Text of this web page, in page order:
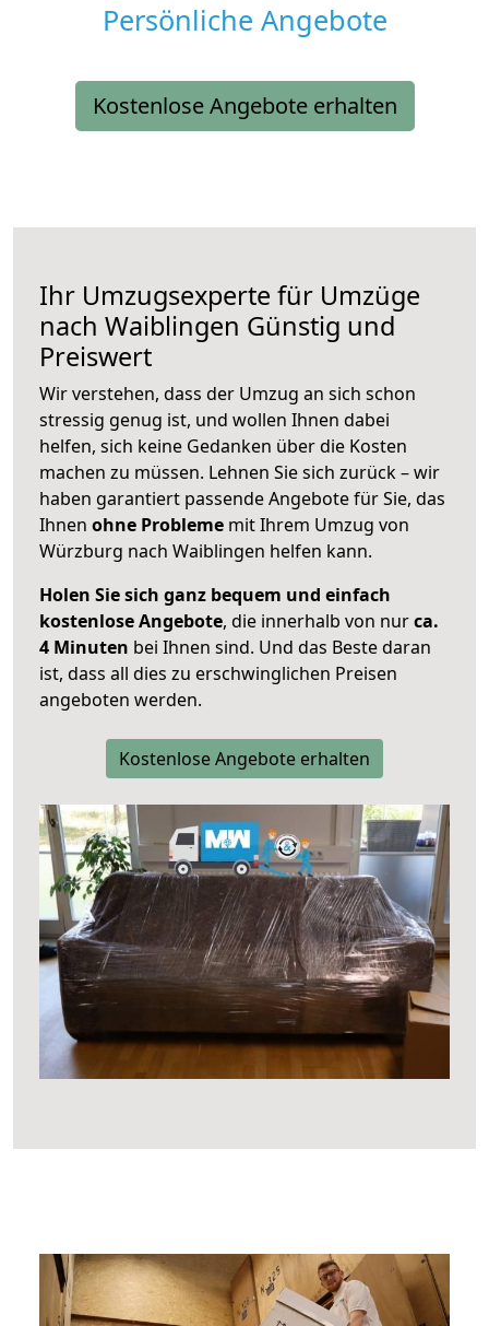
Persönliche Angebote
Kostenlose Angebote erhalten
Ihr Umzugsexperte für Umzüge
nach Waiblingen Günstig und
Preiswert
Wir verstehen, dass der Umzug an sich schon
stressig genug ist, und wollen Ihnen dabei
helfen, sich keine Gedanken über die Kosten
machen zu müssen. Lehnen Sie sich zurück – wir
haben garantiert passende Angebote für Sie, das
Ihnen ohne Probleme mit Ihrem Umzug von
Würzburg nach Waiblingen helfen kann.
Holen Sie sich ganz bequem und einfach
kostenlose Angebote, die innerhalb von nurca.
4 Minuten bei Ihnen sind. Und das Beste daran
ist, dass all dies zu erschwinglichen Preisen
angeboten werden.
Kostenlose Angebote erhalten